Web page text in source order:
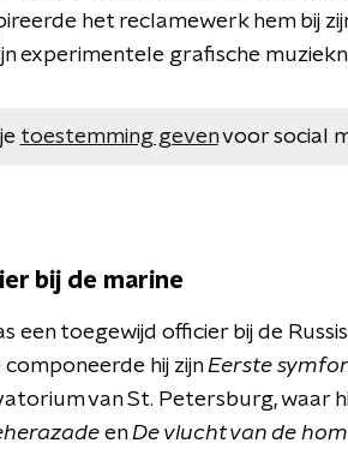
het reclamewerk hem bij
experimentele grafische
toestemming gevenvoor social
bij de marine
een toegewijd officier bij de
hij zijnEerste
van St. Petersburg, waar
enDe vlucht van de